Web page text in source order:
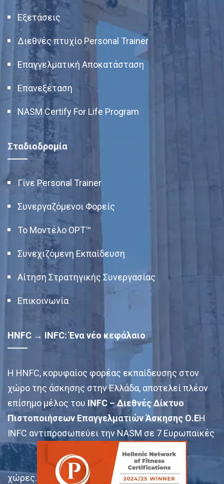
Εξετάσεις
Διεθνές πτυχίο Personal Trainer
Επαγγελματική Αποκατάσταση
Επανεξέταση
NASM Certify For Life Program
Σταδιοδρομία
Γίνε Personal Trainer
Συνεργαζόμενοι Φορείς
Το Μοντέλο OPT™
Συνεχιζόμενη Εκπαίδευση
Αίτηση Στρατηγικής Συνεργασίας
Επικοινωνία
HNFC → INFC: Ένα νέο κεφάλαιο
Η HNFC, κορυφαίος φορέας εκπαίδευσης στον
χώρο της άσκησης στην Ελλάδα, αποτελεί πλέον
επίσημο μέλος του INFC – Διεθνές Δίκτυο
Πιστοποιήσεων Επαγγελματιών Άσκησης Ο.ΕΗ
INFC αντιπροσωπεύει την NASM σε 7 Ευρωπαϊκές
χώρες.